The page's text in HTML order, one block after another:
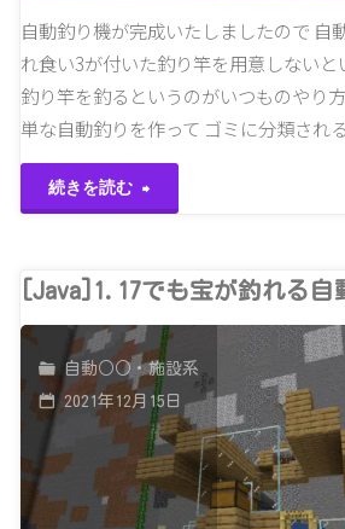
た"
自動釣り機が完成いたしましたので 自
れ食い3が付いた釣り竿を用意しないと
釣り竿を釣るというのがいつものやり
単な自動釣りを作って ゴミに分類され
続きを読む
竿
を
釣
る？
作
[Java]1.17でも宝が釣れる自
自動○○・施設系
2021年12月15日